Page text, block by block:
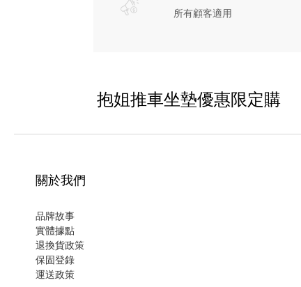
所有顧客適用
抱姐推車坐墊優惠限定購
關於我們
品牌故事
實體據點
退換貨政策
保固登錄
運送政策